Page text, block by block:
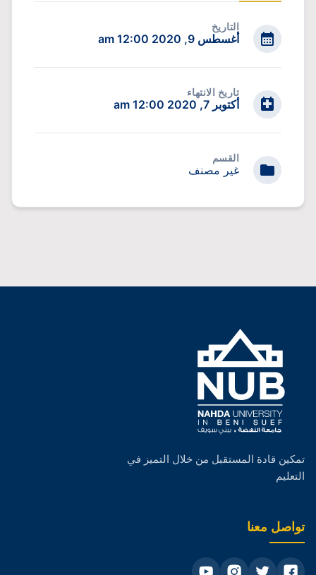
التاريخ
أغسطس 9, 2020 12:00 am
تاريخ الانتهاء
أكتوبر 7, 2020 12:00 am
القسم
غير مصنف
تمكين قادة المستقبل من خلال التميز في
التعليم
تواصل معنا